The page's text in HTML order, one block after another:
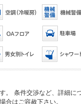
。 条件交渉など、詳細に
合はご容赦下さい。